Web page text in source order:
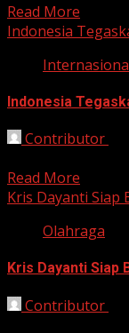
Read More
Indonesia
Indonesia
Contributor
Read More
Kris Dayanti Siap
Olahraga
Kris Dayanti Siap
Contributor